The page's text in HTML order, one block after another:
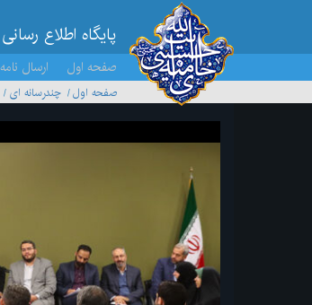
پایگاه اطلاع
صفحه اول ارسال نامه
صفحه اول چندرسانه ای